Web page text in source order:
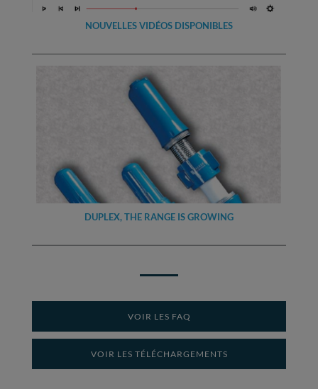
NOUVELLES VIDÉOS DISPONIBLES
DUPLEX, THE RANGE IS GROWING
VOIR LES FAQ
VOIR LES TÉLÉCHARGEMENTS